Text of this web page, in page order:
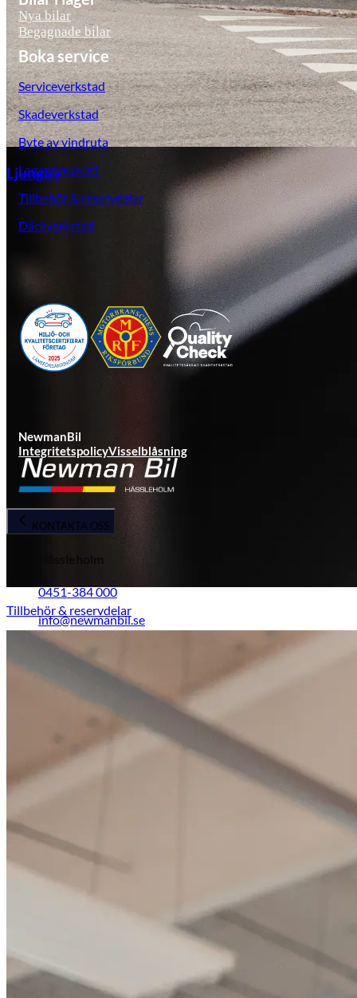
Tillbehör & reservdelar
Ljungby
Nya bilar
Begagnade bilar
Boka service
Serviceverkstad
Skadeverkstad
Byte av vindruta
Laga stenskott
Tillbehör & reservdelar
Däckverkstad
NewmanBil
IntegritetspolicyVisselblåsning
KONTAKTA OSS
Hässleholm
0451-384 000
info@newmanbil.se